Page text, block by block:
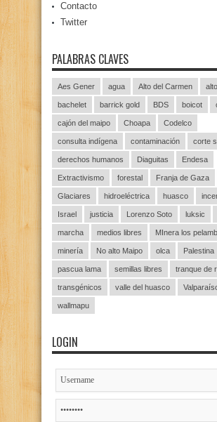
Contacto
Twitter
PALABRAS CLAVES
Aes Gener agua Alto del Carmen
bachelet barrick gold BDS boicot
cajón del maipo Choapa Codelco
consulta indígena contaminación corte
derechos humanos Diaguitas Endesa
Extractivismo forestal Franja de Gaza
Glaciares hidroeléctrica huasco
Israel justicia Lorenzo Soto luksic
marcha medios libres MInera los
minería No alto Maipo olca Palestina
pascua lama semillas libres tranque de
transgénicos valle del huasco
wallmapu
LOGIN